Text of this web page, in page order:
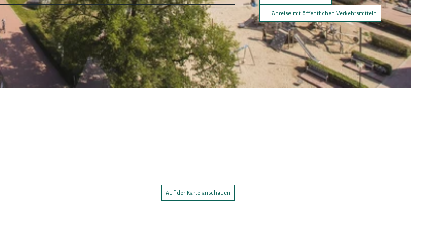
Auf der Karte anschauen
Anreise mit öffentlichen Verkehrsmitteln